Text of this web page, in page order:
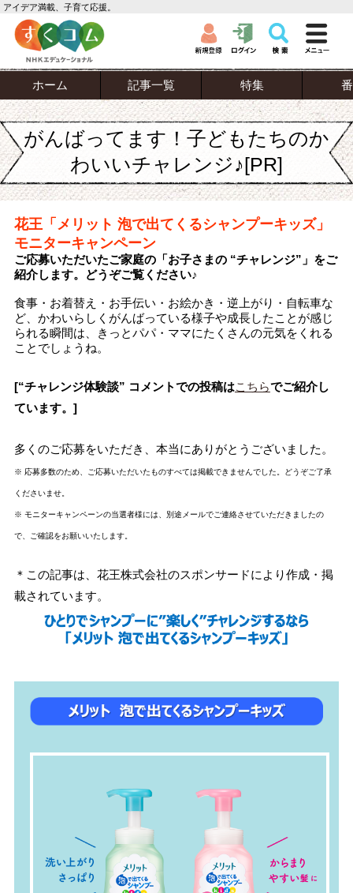
アイデア満載、子育て応援。
ホーム 記事一覧 特集
がんばってます！子どもたちのか
わいいチャレンジ♪[PR]
花王「メリット 泡で出てくるシャンプーキッズ」
モニターキャンペーン
ご応募いただいたご家庭の「お子さまの “チャレンジ”」をご
紹介します。どうぞご覧ください♪
食事・お着替え・お手伝い・お絵かき・逆上がり・自転車な
ど、かわいらしくがんばっている様子や成長したことが感じ
られる瞬間は、きっとパパ・ママにたくさんの元気をくれる
ことでしょうね。
[“チャレンジ体験談” コメントでの投稿はこちらでご紹介し
ています。]
多くのご応募をいただき、本当にありがとうございました。
※ 応募多数のため、ご応募いただいたものすべては掲載できませんでした。どうぞご了承
くださいませ。
※ モニターキャンペーンの当選者様には、別途メールでご連絡させていただきましたの
で、ご確認をお願いいたします。
＊この記事は、花王株式会社のスポンサードにより作成・掲
載されています。